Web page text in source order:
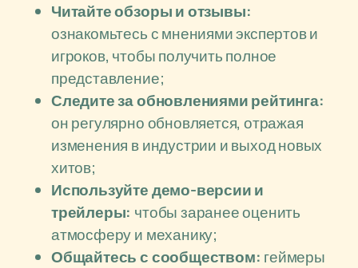
Читайте обзоры и отзывы:
ознакомьтесь с мнениями экспертов и
игроков, чтобы получить полное
представление;
Следите за обновлениями рейтинга:
он регулярно обновляется, отражая
изменения в индустрии и выход новых
хитов;
Используйте демо-версии и
трейлеры: чтобы заранее оценить
атмосферу и механику;
Общайтесь с сообществом: геймеры